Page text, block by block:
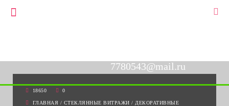
7780543@mail.ru
18650 0
ГЛАВНАЯ / СТЕКЛЯННЫЕ ВИТРАЖИ / ДЕКОРАТИВНЫЕ